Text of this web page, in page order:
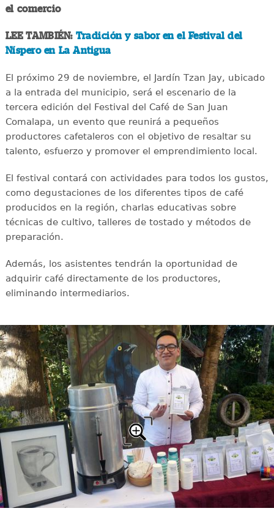
el comercio
LEE TAMBIÉN: Tradición y sabor en el Festival del
Níspero en La Antigua
El próximo 29 de noviembre, el Jardín Tzan Jay, ubicado
a la entrada del municipio, será el escenario de la
tercera edición del Festival del Café de San Juan
Comalapa, un evento que reunirá a pequeños
productores cafetaleros con el objetivo de resaltar su
talento, esfuerzo y promover el emprendimiento local.
El festival contará con actividades para todos los gustos,
como degustaciones de los diferentes tipos de café
producidos en la región, charlas educativas sobre
técnicas de cultivo, talleres de tostado y métodos de
preparación.
Además, los asistentes tendrán la oportunidad de
adquirir café directamente de los productores,
eliminando intermediarios.